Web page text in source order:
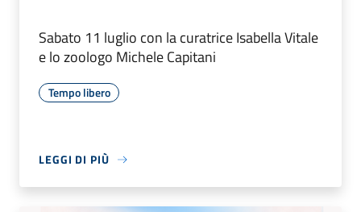
Sabato 11 luglio con la curatrice Isabella Vitale
e lo zoologo Michele Capitani
Tempo libero
LEGGI DI PIÙ